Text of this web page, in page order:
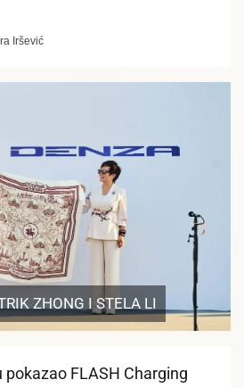
Iršević
ZHONG I STELA LI
pokazao FLASH Charging